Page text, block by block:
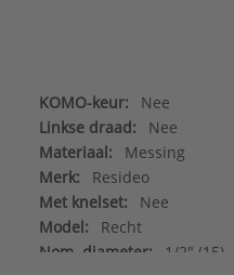
KOMO-keur:
Nee
Linkse draad:
Nee
Materiaal:
Messing
Merk:
Resideo
Met knelset:
Nee
Model:
Recht
Nom. diameter:
1/2" (15)